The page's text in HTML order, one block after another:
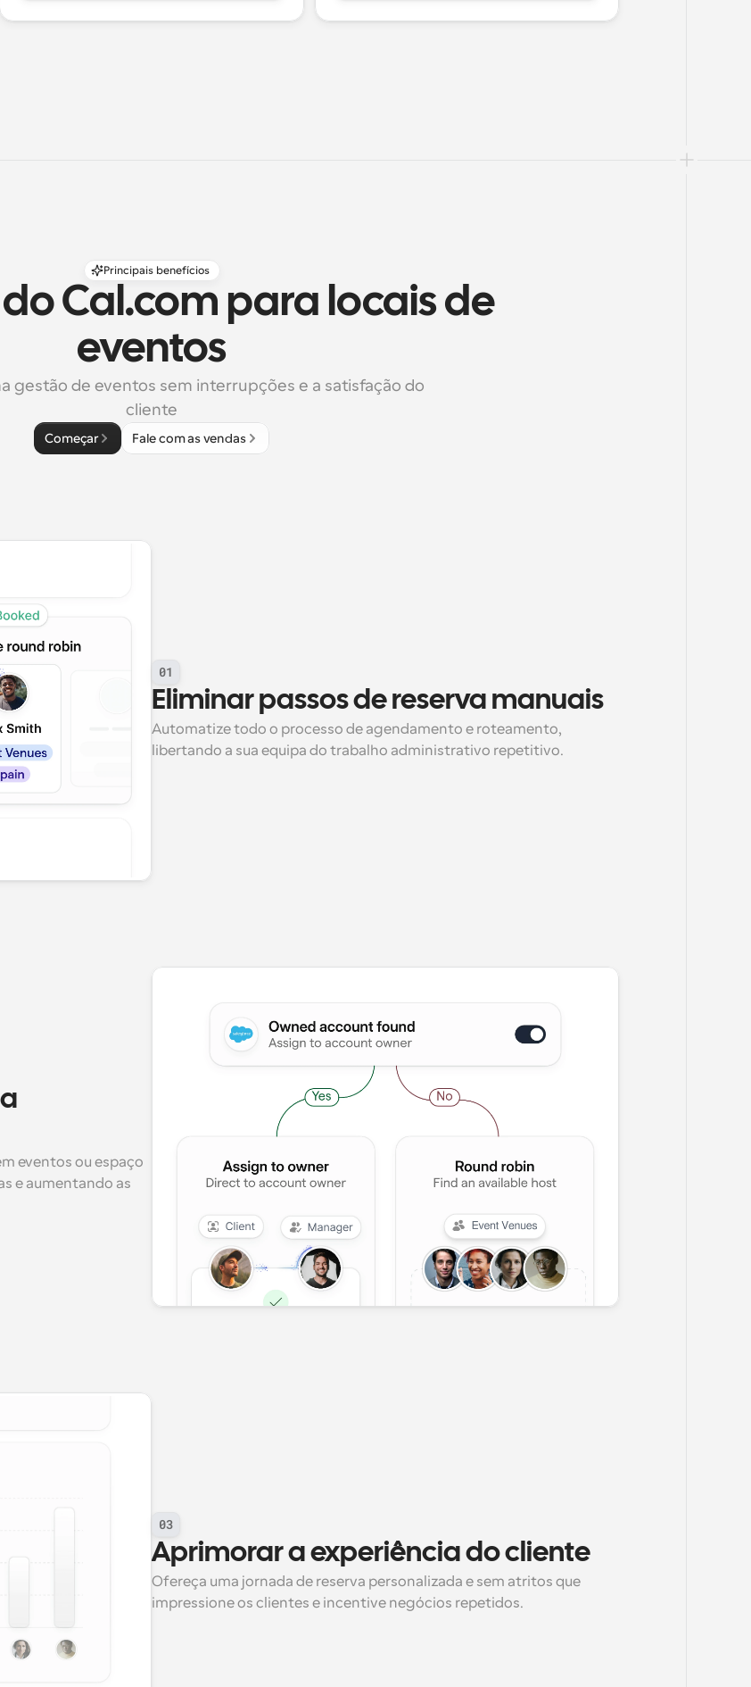
Principais benefícios
Cal.com para locais de
eventos
gestão de eventos sem interrupções e a satisfação do
cliente
Começar Fale com as vendas
01
Eliminar passos de reserva manuais
Automatize todo o processo de agendamento e roteamento,
libertando a sua equipa do trabalho administrativo repetitivo.
eventos ou espaço
e aumentando as
03
Aprimorar a experiência do cliente
Ofereça uma jornada de reserva personalizada e sem atritos que
impressione os clientes e incentive negócios repetidos.